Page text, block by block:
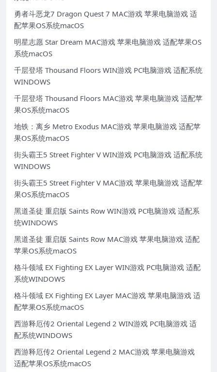
勇者斗恶龙7 Dragon Quest 7 MAC游戏 苹果电脑游戏 适
配苹果OS系统macOS
明星志愿 Star Dream MAC游戏 苹果电脑游戏 适配苹果OS
系统macOS
千层登塔 Thousand Floors WIN游戏 PC电脑游戏 适配系统
WINDOWS
千层登塔 Thousand Floors MAC游戏 苹果电脑游戏 适配苹
果OS系统macOS
地铁：离乡 Metro Exodus MAC游戏 苹果电脑游戏 适配苹
果OS系统macOS
街头霸王5 Street Fighter V WIN游戏 PC电脑游戏 适配系统
WINDOWS
街头霸王5 Street Fighter V MAC游戏 苹果电脑游戏 适配苹
果OS系统macOS
黑道圣徒 重启版 Saints Row WIN游戏 PC电脑游戏 适配系
统WINDOWS
黑道圣徒 重启版 Saints Row MAC游戏 苹果电脑游戏 适配
苹果OS系统macOS
格斗领域 EX Fighting EX Layer WIN游戏 PC电脑游戏 适配
系统WINDOWS
格斗领域 EX Fighting EX Layer MAC游戏 苹果电脑游戏 适
配苹果OS系统macOS
西游释厄传2 Oriental Legend 2 WIN游戏 PC电脑游戏 适
配系统WINDOWS
西游释厄传2 Oriental Legend 2 MAC游戏 苹果电脑游戏
适配苹果OS系统macOS